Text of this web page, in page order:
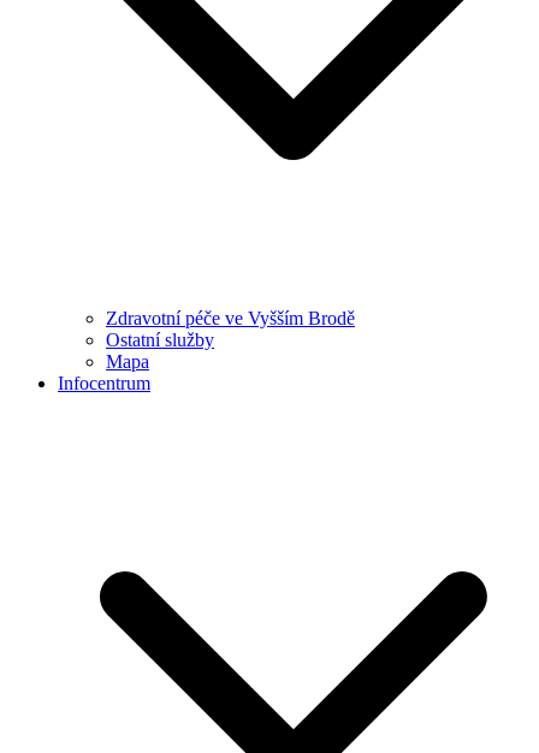
Zdravotní péče ve Vyšším Brodě
Ostatní služby
Mapa
Infocentrum